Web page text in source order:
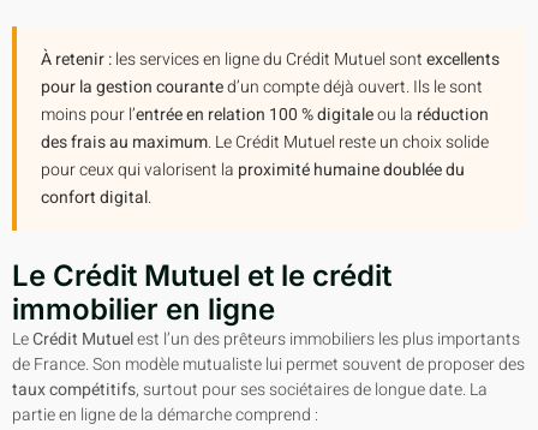
À retenir :les services en ligne du Crédit Mutuel sontexcellents
pour la gestion couranted’un compte déjà ouvert. Ils le sont
moins pour l’entrée en relation 100 % digitaleou la réduction
des frais au maximum. Le Crédit Mutuel reste un choix solide
pour ceux qui valorisent la proximité humaine doublée du
confort digital.
Le Crédit Mutuel et le crédit
immobilier en ligne
LeCrédit Mutuelest l’un des prêteurs immobiliers les plus importants
de France. Son modèle mutualiste lui permet souvent de proposer des
taux compétitifs, surtout pour ses sociétaires de longue date. La
partie en ligne de la démarche comprend :